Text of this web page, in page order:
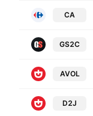
CA
GS2C
AVOL
D2J